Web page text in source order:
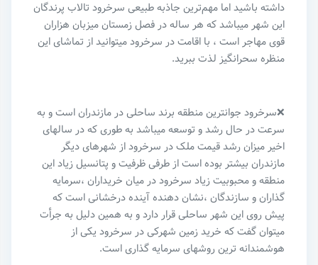
داشته باشید اما مهم‌ترین جاذبه طبیعی سرخرود تالاب پرندگان
این شهر میباشد که هر ساله در فصل زمستان میزبان هزاران
قوی مهاجر است ، با اقامت در سرخرود میتوانید از تماشای این
منظره سحرانگیز لذت ببرید.
❌سرخرود جوانترین منطقه برند ساحلی در مازندران است و به
سرعت در حال رشد و توسعه میباشد به طوری که در سالهای
اخیر میزان رشد قیمت ملک در سرخرود از شهرهای دیگر
مازندران بیشتر بوده است از طرفی ظرفیت و پتانسیل زیاد این
منطقه و محبوبیت زیاد سرخرود در میان خریداران ،سرمایه
گذاران و سازندگان ،نشان دهنده آینده درخشانی است که
پیش روی این شهر ساحلی قرار دارد و به همین دلیل به جرأت
میتوان گفت که خرید زمین شهرکی در سرخرود یکی از
هوشمندانه ترین روشهای سرمایه گذاری است.